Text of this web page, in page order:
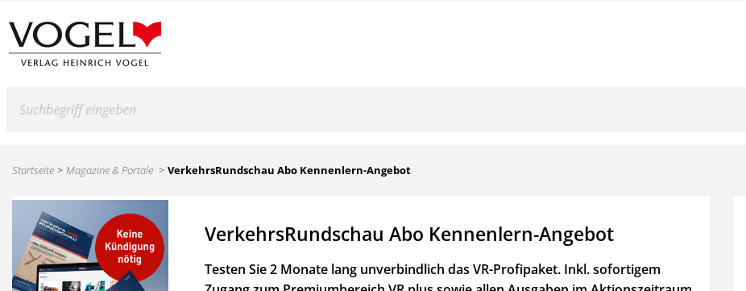
Startseite Magazine & Portale VerkehrsRundschau Abo Kennenlern-Angebot
VerkehrsRundschau Abo Kennenlern-Angebot
Testen Sie 2 Monate lang unverbindlich das VR-Profipaket. Inkl. sofortigem